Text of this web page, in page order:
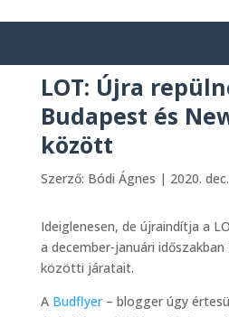
LOT: Újra
Budapest és
között
Szerző: Bódi Ágnes | 2020.
Ideiglenesen, de újraindítja a
a december-januári
közötti járatait.
A Budflyer– blogger úgy